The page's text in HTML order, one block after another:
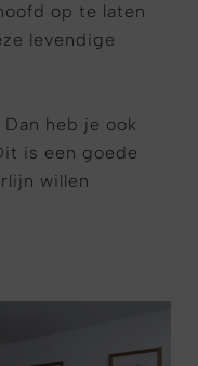
op te laten
levendige
heb je ook
is een goede
willen